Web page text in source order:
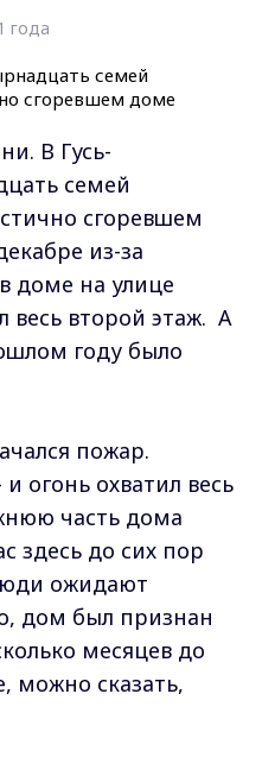
года
В Гусь-
семей
сгоревшем
из-за
доме на улице
весь второй этаж. А
году было
пожар.
огонь охватил весь
часть дома
здесь до сих пор
ожидают
дом был признан
месяцев до
можно сказать,